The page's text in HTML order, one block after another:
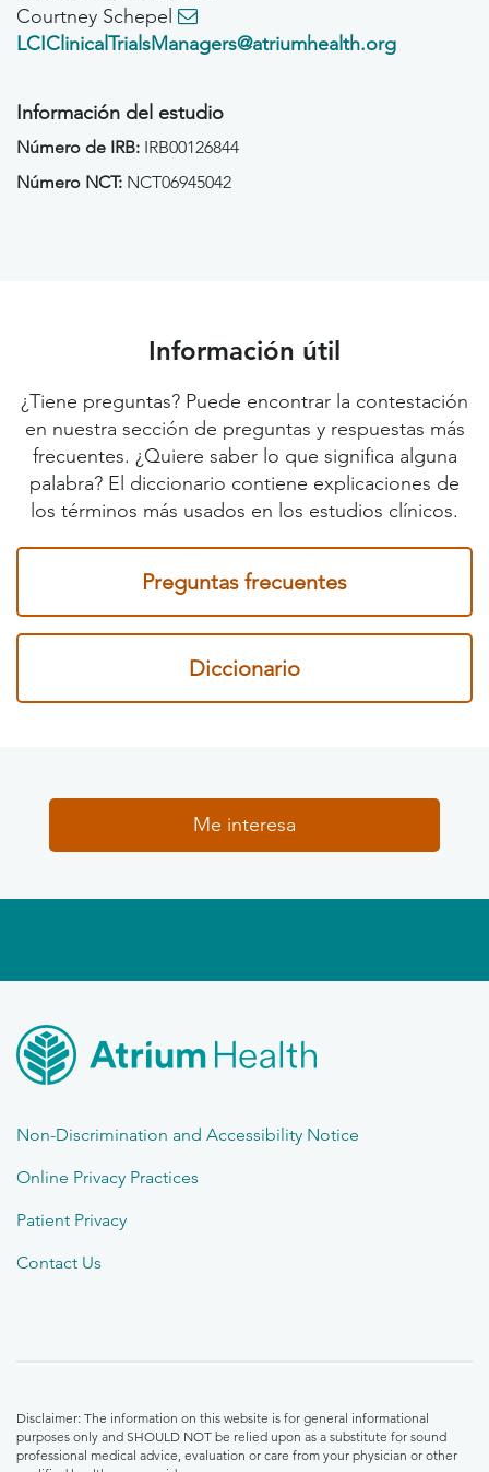
Courtney Schepel
LCIClinicalTrialsManagers@atriumhealth.org
Información del estudio
Número de IRB: IRB00126844
Número NCT: NCT06945042
Información útil
¿Tiene preguntas? Puede encontrar la contestación
en nuestra sección de preguntas y respuestas más
frecuentes. ¿Quiere saber lo que significa alguna
palabra? El diccionario contiene explicaciones de
los términos más usados en los estudios clínicos.
Preguntas frecuentes
Diccionario
Me interesa
Non-Discrimination and Accessibility Notice
Online Privacy Practices
Patient Privacy
Contact Us
Disclaimer: The information on this website is for general informational
purposes only and SHOULD NOT be relied upon as a substitute for sound
professional medical advice, evaluation or care from your physician or other